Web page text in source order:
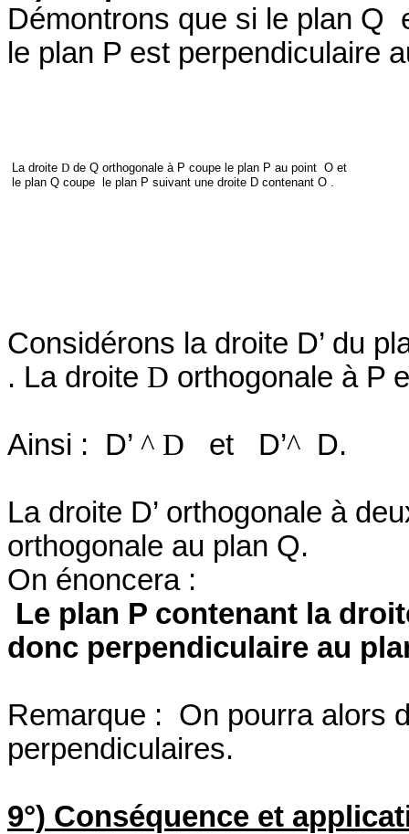
Démontrons que si le plan Q
le plan P est perpendiculaire
La droite Dde Q orthogonale à P coupe le plan P au point O et
le plan Q coupe
le plan P suivant une droite D contenant O .
Considérons la droite D’ du
. La droite D orthogonale à P
Ainsi : D’ ^ D et D’^ D.
La droite D’ orthogonale à
orthogonale au plan Q.
On énoncera :
Le plan P contenant la
donc perpendiculaire au
Remarque : On pourra alors
perpendiculaires.
9°) Conséquence et